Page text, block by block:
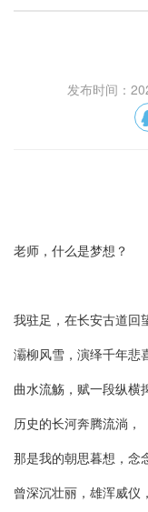
发布时间：
老师，什么是梦想？
我驻足，在长安古道回
灞柳风雪，演绎千年悲
曲水流觞，赋一段纵横
历史的长河奔腾流淌，
那是我的朝思暮想，念
曾深沉壮丽，雄浑威仪